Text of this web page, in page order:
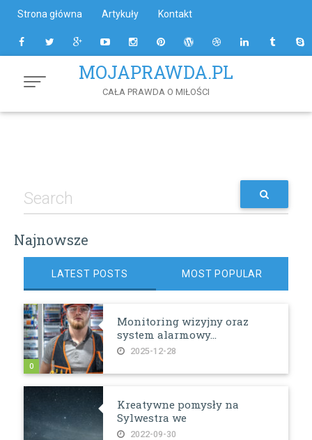
Content
Strona główna Artykuły Kontakt
MOJAPRAWDA.PL
CAŁA PRAWDA O MIŁOŚCI
Najnowsze
LATEST POSTS MOST POPULAR
Monitoring wizyjny oraz
system alarmowy...
2025-12-28
0
Kreatywne pomysły na
Sylwestra we
2022-09-30